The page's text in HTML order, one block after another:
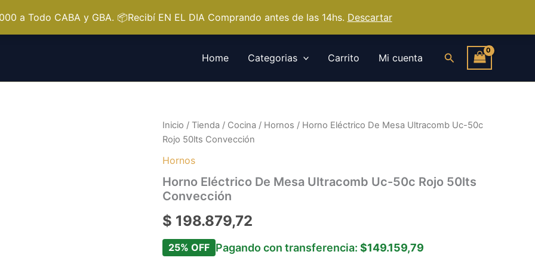
a Todo CABA y GBA. 📦Recibí EN EL DIA Comprando antes de las 14hs. Descartar
Home
Categorias Carrito Mi cuenta Buscar
Inicio / Tienda / Cocina / Hornos / Horno Eléctrico De Mesa Ultracomb Uc-50c
Rojo 50lts Convección
Hornos
Horno Eléctrico De Mesa Ultracomb Uc-50c Rojo 50lts
Convección
$ 198.879,72
25% OFF Pagando con transferencia: $149.159,79